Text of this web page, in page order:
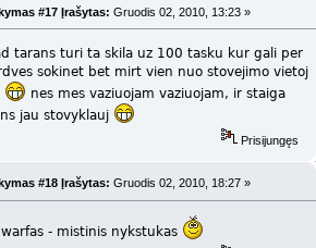
#17 Įrašytas: Gruodis 02, 2010, 13:23 »
tarans turi ta skila uz 100 tasku kur gali per
sokinet bet mirt vien nuo stovejimo vietoj
nes mes vaziuojam vaziuojam, ir staiga
jau stovyklauj
Prisijungęs
#18 Įrašytas: Gruodis 02, 2010, 18:27 »
- mistinis nykstukas